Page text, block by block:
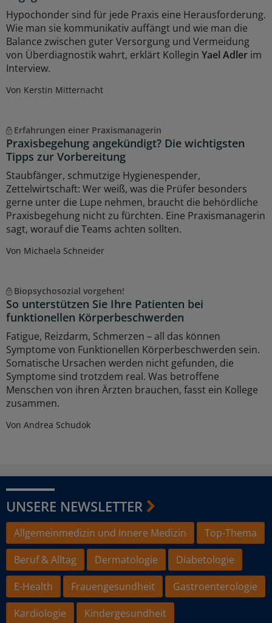
Hypochonder sind für jede Praxis eine Herausforderung.
Wie man sie kommunikativ auffängt und wie man die
Balance zwischen guter Versorgung und Vermeidung
von Überdiagnostik wahrt, erklärt Kollegin Yael Adler im
Interview.
Von Kerstin Mitternacht
Erfahrungen einer Praxismanagerin
Praxisbegehung angekündigt? Die wichtigsten
Tipps zur Vorbereitung
Staubfänger, schmutzige Hygienespender,
Zettelwirtschaft: Wer weiß, was die Prüfer besonders
gerne unter die Lupe nehmen, braucht die behördliche
Praxisbegehung nicht zu fürchten. Eine Praxismanagerin
sagt, worauf die Teams achten sollten.
Von Michaela Schneider
Biopsychosozial vorgehen!
So unterstützen Sie Ihre Patienten bei
funktionellen Körperbeschwerden
Fatigue, Reizdarm, Schmerzen – all das können
Symptome von Funktionellen Körperbeschwerden sein.
Somatische Ursachen werden nicht gefunden, die
Symptome sind trotzdem real. Was betroffene
Menschen von ihren Ärzten brauchen, fasst ein Kollege
zusammen.
Von Andrea Schudok
UNSERE NEWSLETTER
Allgemeinmedizin und Innere Medizin
Top-Thema
Beruf & Alltag
Dermatologie
Diabetologie
E-Health
Frauengesundheit
Gastroenterologie
Kardiologie
Kindergesundheit